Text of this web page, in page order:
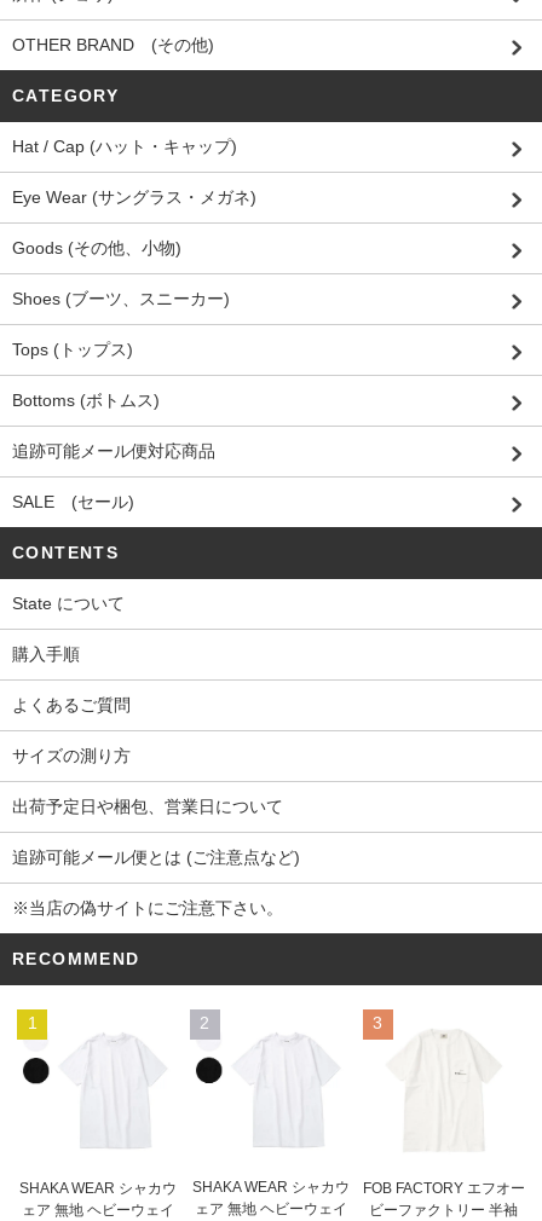
OTHER BRAND (その他)
CATEGORY
Hat / Cap (ハット・キャップ)
Eye Wear (サングラス・メガネ)
Goods (その他、小物)
Shoes (ブーツ、スニーカー)
Tops (トップス)
Bottoms (ボトムス)
追跡可能メール便対応商品
SALE (セール)
CONTENTS
State について
購入手順
よくあるご質問
サイズの測り方
出荷予定日や梱包、営業日について
追跡可能メール便とは (ご注意点など)
※当店の偽サイトにご注意下さい。
RECOMMEND
1
SHAKA WEAR シャカウ
ェア 無地 ヘビーウェイ
2
SHAKA WEAR シャカウ
ェア 無地 ヘビーウェイ
3
FOB FACTORY エフオー
ビーファクトリー 半袖